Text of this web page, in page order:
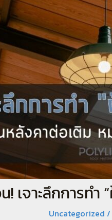
จาะลึกการทำ
Uncategorized /